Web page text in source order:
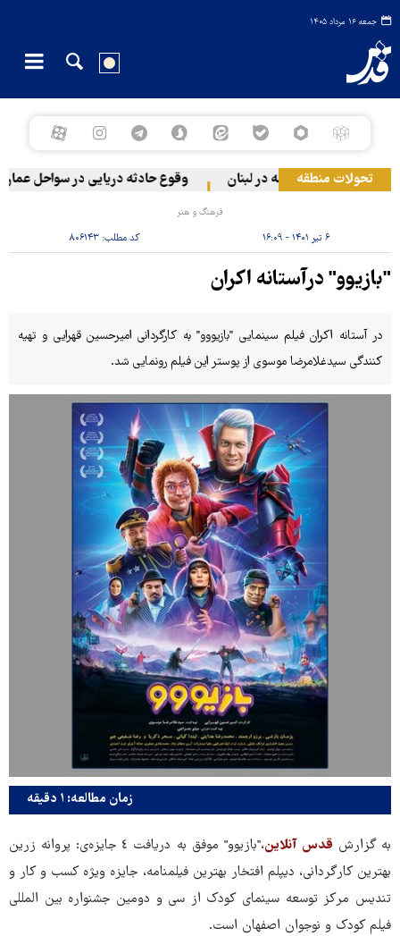
جمعه ۱۶ مرداد ۱۴۰۵
تحولات منطقه
به دو منطقه در لبنان وقوع حادثه دریایی در سواحل عمان
فرهنگ و هنر
۶ تیر ۱۴۰۱ - ۱۶:۰۹ کد مطلب: ۸۰۶۱۴۳
"بازیوو" درآستانه اکران
در آستانه اکران فیلم سینمایی "بازیووو" به کارگردانی امیرحسین قهرایی و تهیه
کنندگی سیدغلامرضا موسوی از پوستر این فیلم رونمایی شد.
زمان مطالعه: ۱ دقیقه
به گزارش قدس آنلاین
،"بازیوو" موفق به دریافت ٤ جایزه‌ی: پروانه زرین
بهترین کارگردانی، دیپلم افتخار بهترین فیلمنامه، جایزه ویژه کسب و کار و
تندیس مرکز توسعه سینمای کودک از سی و دومین جشنواره بین المللی
فیلم کودک و نوجوان اصفهان است.